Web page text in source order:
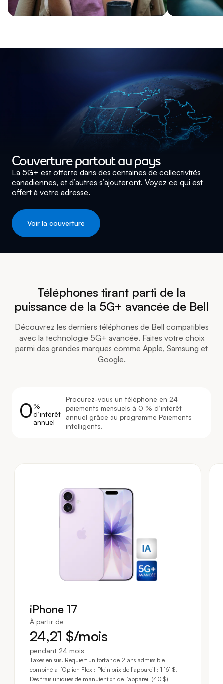
Couverture partout au pays
La 5G+ est offerte dans des centaines de collectivités
canadiennes, et d’autres s’ajouteront. Voyez ce qui est
offert à votre adresse.
Voir la couverture
Téléphones tirant parti de la
puissance de la 5G+ avancée de Bell
Découvrez les derniers téléphones de Bell compatibles
avec la technologie 5G+ avancée. Faites votre choix
parmi des grandes marques comme Apple, Samsung et
Google.
0%
d’intérêt
annuel
Procurez-vous un téléphone en 24
paiements mensuels à 0 % d’intérêt
annuel grâce au programme Paiements
intelligents.
iPhone 17
À partir de
24,21 $/mois
dollars par mois
pendant 24 mois
Taxes en sus. Requiert un forfait de 2 ans admissible
combiné à l’Option Flex : Plein prix de l’appareil : 1 161 $.
Des frais uniques de manutention de l'appareil (40 $)